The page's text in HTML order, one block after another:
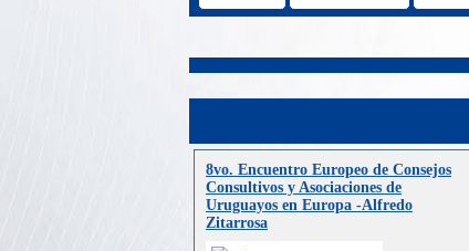
8vo. Encuentro Europeo de Consejos
Consultivos y Asociaciones de
Uruguayos en Europa -Alfredo
Zitarrosa